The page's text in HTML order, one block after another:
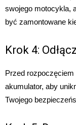
swojego motocykla,
być zamontowane
Krok 4:
Przed
akumulator, aby
Twojego